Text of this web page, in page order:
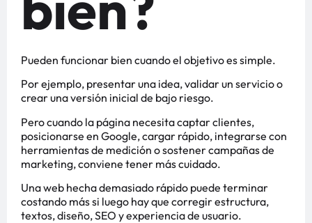
Pueden funcionar bien cuando el objetivo es simple.
Por ejemplo, presentar una idea, validar un servicio o
crear una versión inicial de bajo riesgo.
Pero cuando la página necesita captar clientes,
posicionarse en Google, cargar rápido, integrarse con
herramientas de medición o sostener campañas de
marketing, conviene tener más cuidado.
Una web hecha demasiado rápido puede terminar
costando más si luego hay que corregir estructura,
textos, diseño, SEO y experiencia de usuario.